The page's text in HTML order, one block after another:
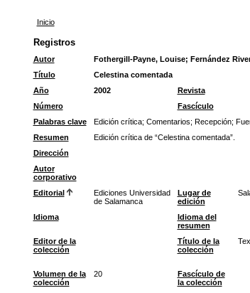
Inicio
Registros
Autor Fothergill-Payne, Louise; Fernández
Título
Celestina comentada
Año
2002 Revista
Número
Fascículo
Palabras clave
Edición crítica; Comentarios; Recepción;
Resumen
Edición crítica de “Celestina comentada”.
Dirección
Autor
corporativo
Editorial
Ediciones Universidad
de Salamanca
Lugar de
edición
Idioma
Idioma del
resumen
Editor de la
colección
Título de la
colección
Volumen de la
colección
20
Fascículo de
la colección